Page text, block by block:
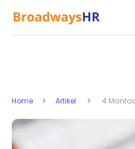
Home Artikel 4